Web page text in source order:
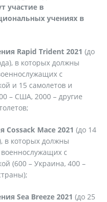
участие в
учениях в
Rapid Trident 2021 (до
в которых должны
с
и 15 самолетов и
– США, 2000 – другие
Mace 2021 (до 14
в которых должны
с
(600 – Украина, 400 –
Sea Breeze 2021 (до 25